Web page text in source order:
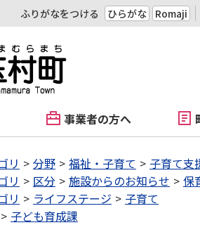
ふりがなをつける ひらがな Romaji
事業者の方へ
リ 分野 福祉・子育て
子育て支
リ 区分 施設からのお知らせ
保
リ ライフステージ
子育て
子ども育成課